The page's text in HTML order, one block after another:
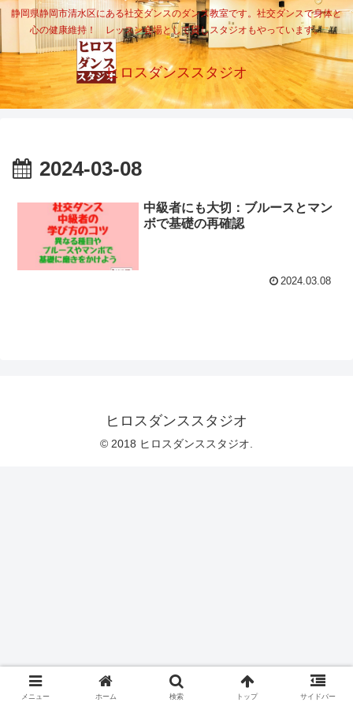
静岡県静岡市清水区にある社交ダンスのダンス教室です。社交ダンスで身体と
心の健康維持！ レッスン会場として貸しスタジオもやっています。
ヒロスダンススタジオ
2024-03-08
中級者にも大切：ブルースとマン
ボで基礎の再確認
2024.03.08
ヒロスダンススタジオ
© 2018 ヒロスダンススタジオ.
メニュー ホーム 検索 トップ サイドバー